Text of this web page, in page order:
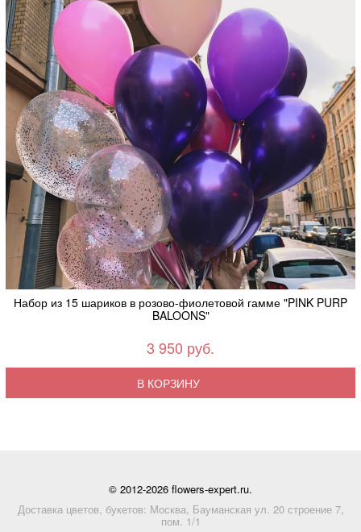
Набор из 15 шариков в розово-фиолетовой гамме "PINK PURP
BALOONS"
3 950 руб.
В КОРЗИНУ
© 2012-2026 flowers-expert.ru.
Доставка цветов, букетов: Москва, Бауманская ул. 20 строение 7,
пом. 1/1